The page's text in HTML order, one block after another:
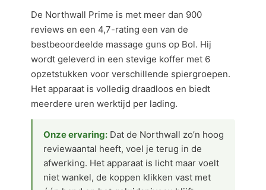
De Northwall Prime is met meer dan 900
reviews en een 4,7-rating een van de
bestbeoordeelde massage guns op Bol. Hij
wordt geleverd in een stevige koffer met 6
opzetstukken voor verschillende spiergroepen.
Het apparaat is volledig draadloos en biedt
meerdere uren werktijd per lading.
Onze ervaring: Dat de Northwall zo’n hoog
reviewaantal heeft, voel je terug in de
afwerking. Het apparaat is licht maar voelt
niet wankel, de koppen klikken vast met